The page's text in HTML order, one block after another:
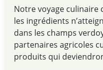
Notre voyage culinaire
les ingrédients
dans les champs
partenaires agricoles
produits qui